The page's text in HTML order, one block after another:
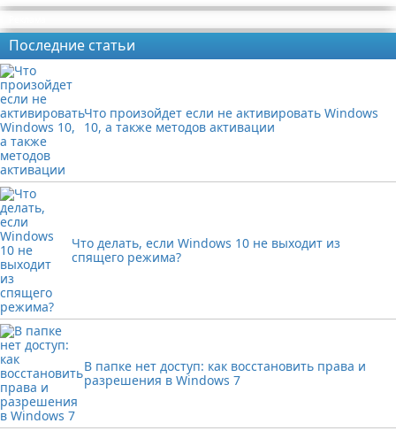
Последние статьи
Что произойдет если не активировать Windows
10, а также методов активации
Что делать, если Windows 10 не выходит из
спящего режима?
В папке нет доступ: как восстановить права и
разрешения в Windows 7